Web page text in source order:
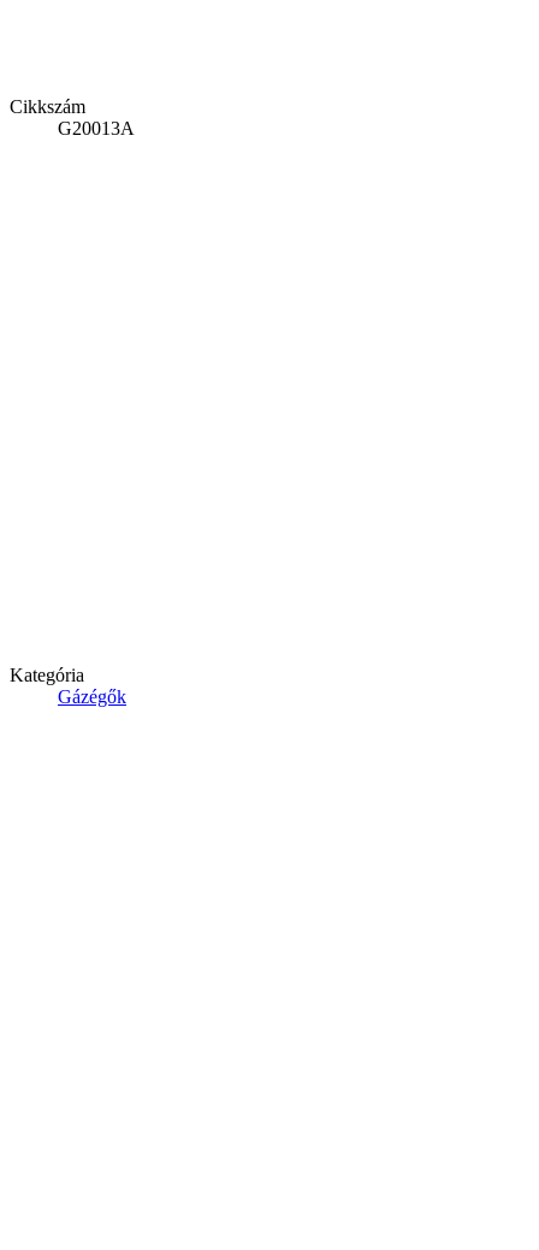
Cikkszám
G20013A
Kategória
Gázégők